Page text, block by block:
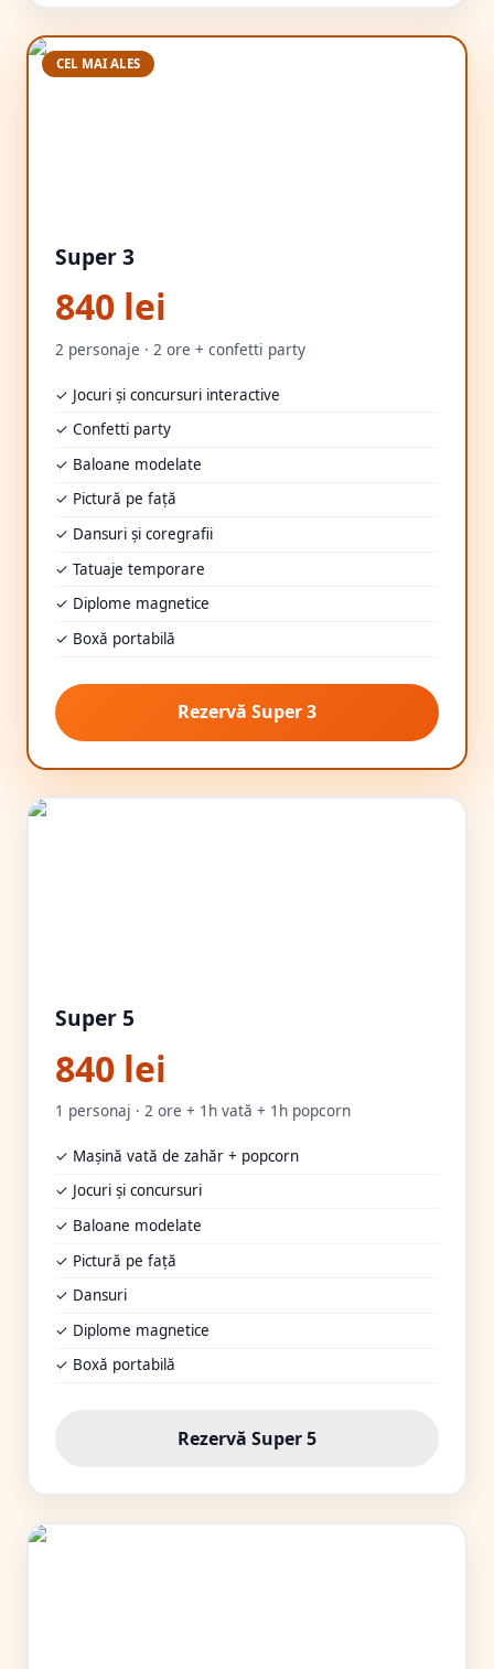
CEL MAI ALES
Super 3
840 lei
2 personaje · 2 ore + confetti party
✓ Jocuri și concursuri interactive
✓ Confetti party
✓ Baloane modelate
✓ Pictură pe față
✓ Dansuri și coregrafii
✓ Tatuaje temporare
✓ Diplome magnetice
✓ Boxă portabilă
Rezervă Super 3
Super 5
840 lei
1 personaj · 2 ore + 1h vată + 1h popcorn
✓ Mașină vată de zahăr + popcorn
✓ Jocuri și concursuri
✓ Baloane modelate
✓ Pictură pe față
✓ Dansuri
✓ Diplome magnetice
✓ Boxă portabilă
Rezervă Super 5